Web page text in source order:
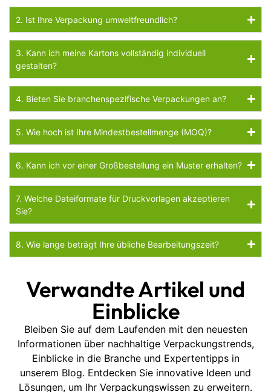
2. Ist Ihre Verpackung umweltfreundlich?
3. Kann ich meine Kartons vollständig individuell
gestalten?
4. Bieten Sie branchenspezifische Verpackungen an?
5. Wie hoch ist Ihre Mindestbestellmenge (MOQ)?
6. Kann ich vor einer Großbestellung ein Muster erhalten?
7. Welche Dateiformate für Druckvorlagen akzeptieren
Sie?
8. Wie lange beträgt Ihre übliche Bearbeitungszeit?
Verwandte Artikel und
Einblicke
Bleiben Sie auf dem Laufenden mit den neuesten
Informationen über nachhaltige Verpackungstrends,
Einblicke in die Branche und Expertentipps in
unserem Blog. Entdecken Sie innovative Ideen und
Lösungen, um Ihr Verpackungswissen zu erweitern.